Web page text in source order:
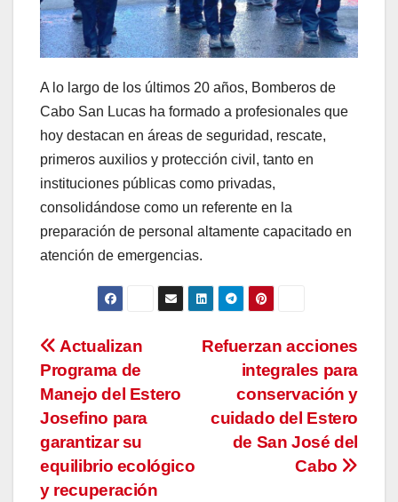
A lo largo de los últimos 20 años, Bomberos de
Cabo San Lucas ha formado a profesionales que
hoy destacan en áreas de seguridad, rescate,
primeros auxilios y protección civil, tanto en
instituciones públicas como privadas,
consolidándose como un referente en la
preparación de personal altamente capacitado en
atención de emergencias.
Navegación
de
entradas
Refuerzan acciones
integrales para
conservación y
cuidado del Estero
de San José del
Cabo
Actualizan
Programa de
Manejo del Estero
Josefino para
garantizar su
equilibrio ecológico
y recuperación